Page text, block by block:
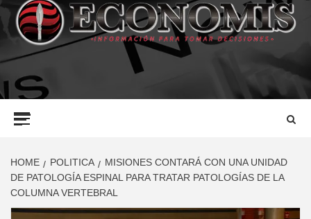
ECONOMIS
INFORMACIÓN PARA TOMAR DECISIONES
HOME POLITICA
MISIONES CONTARÁ CON UNA UNIDAD
DE PATOLOGÍA ESPINAL PARA TRATAR PATOLOGÍAS DE LA
COLUMNA VERTEBRAL